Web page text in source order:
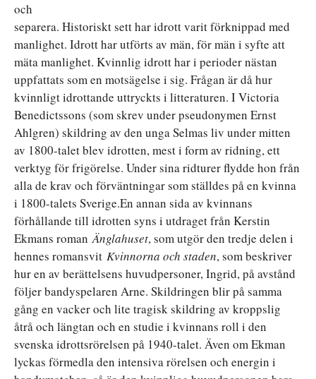
och
separera. Historiskt sett har idrott varit förknippad med
manlighet. Idrott har utförts av män, för män i syfte att
mäta manlighet. Kvinnlig idrott har i perioder nästan
uppfattats som en motsägelse i sig. Frågan är då hur
kvinnligt idrottande uttryckts i litteraturen. I Victoria
Benedictssons (som skrev under pseudonymen Ernst
Ahlgren) skildring av den unga Selmas liv under mitten
av 1800-talet blev idrotten, mest i form av ridning, ett
verktyg för frigörelse. Under sina ridturer flydde hon från
alla de krav och förväntningar som ställdes på en kvinna
i 1800-talets Sverige.En annan sida av kvinnans
förhållande till idrotten syns i utdraget från Kerstin
Ekmans romanÄnglahuset, som utgör den tredje delen i
hennes romansvit Kvinnorna och staden, som beskriver
hur en av berättelsens huvudpersoner, Ingrid, på avstånd
följer bandyspelaren Arne. Skildringen blir på samma
gång en vacker och lite tragisk skildring av kroppslig
åtrå och längtan och en studie i kvinnans roll i den
svenska idrottsrörelsen på 1940-talet. Även om Ekman
lyckas förmedla den intensiva rörelsen och energin i